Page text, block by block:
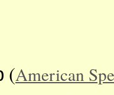
(American